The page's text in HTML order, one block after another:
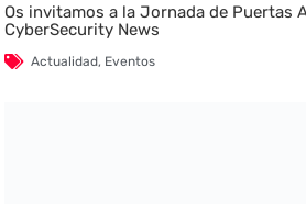
Os invitamos a la Jornada de Puertas
CyberSecurity News
Actualidad, Eventos